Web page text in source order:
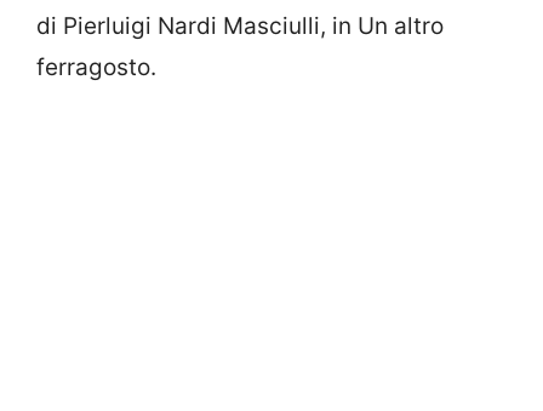
di Pierluigi Nardi Masciulli, in Un altro
ferragosto.